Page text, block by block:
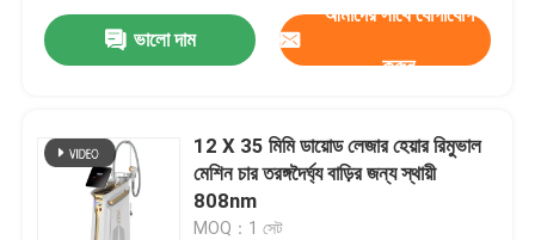
ভালো দাম
আমাদের সাথে যোগাযোগ
করুন
12 X 35 মিমি ডায়োড লেজার হেয়ার রিমুভাল
মেশিন চার তরঙ্গদৈর্ঘ্য বাড়ির জন্য স্থায়ী
808nm
MOQ：1 সেট